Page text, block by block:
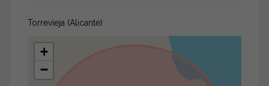
Torrevieja (Alicante)
+
−